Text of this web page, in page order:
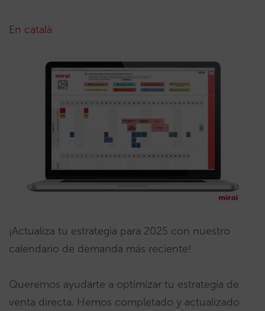
En català
¡Actualiza tu estrategia para 2025 con nuestro
calendario de demanda más reciente!
Queremos ayudarte a optimizar tu estrategia de
venta directa. Hemos completado y actualizado